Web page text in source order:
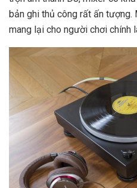
bản ghi thủ công rất ấn
mang lại cho người chơi chính